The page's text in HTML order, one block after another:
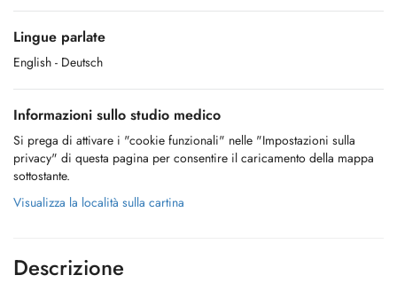
Lingue parlate
English - Deutsch
Informazioni sullo studio medico
Si prega di attivare i "cookie funzionali" nelle "Impostazioni sulla
privacy" di questa pagina per consentire il caricamento della mappa
sottostante.
Visualizza la località sulla cartina
Descrizione